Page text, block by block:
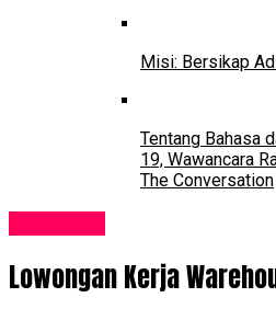
Misi: Bersikap
Tentang Bahasa
19, Wawancara
The Conversation
Lowongan Kerja